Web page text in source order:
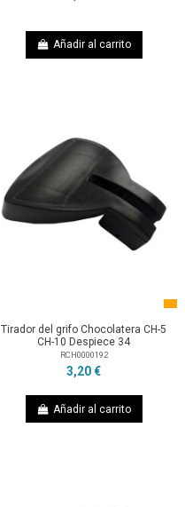
Añadir al carrito
Tirador del grifo Chocolatera CH-5
CH-10 Despiece 34
RCH0000192
3,20 €
Añadir al carrito